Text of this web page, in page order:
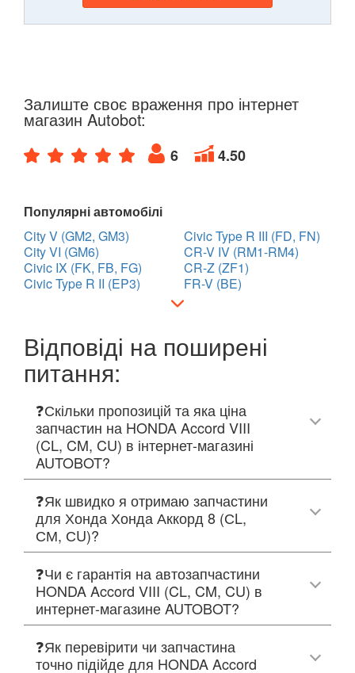
Залиште своє враження про інтернет
магазин Autobot:
6 4.50
Популярні автомобілі
City V (GM2, GM3)
City VI (GM6)
Civic IX (FK, FB, FG)
Civic Type R II (EP3)
Civic Type R III (FD, FN)
CR-V IV (RM1-RM4)
CR-Z (ZF1)
FR-V (BE)
Відповіді на поширені
питання:
❓Скільки пропозицій та яка ціна
запчастин на HONDA Accord VIII
(CL, CM, CU) в інтернет-магазині
AUTOBOT?
❓Як швидко я отримаю запчастини
для Хонда Хонда Аккорд 8 (СL,
СМ, СU)?
❓Чи є гарантія на автозапчастини
HONDA Accord VIII (CL, CM, CU) в
интернет-магазине AUTOBOT?
❓Як перевірити чи запчастина
точно підійде для HONDA Accord